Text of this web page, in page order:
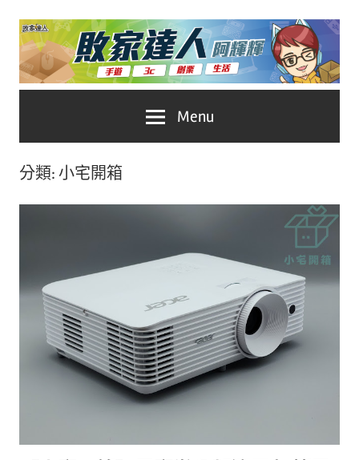
Skip
content
家
推
薦
No.1
遊
戲
科
體。
Menu
分類: 小宅開箱